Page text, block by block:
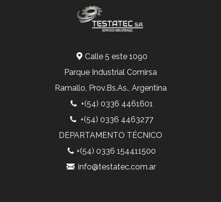
Calle 5 este 1090
Parque Industrial Comirsa
Ramallo, Prov.Bs.As., Argentina
+(54) 0336 4461601
+(54) 0336 4463277
DEPARTAMENTO TÉCNICO
+(54) 0336 154411500
info@testatec.com.ar